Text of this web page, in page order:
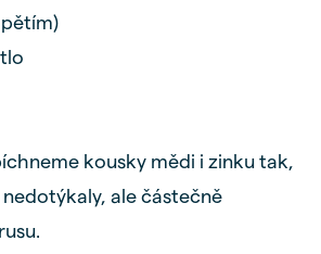
kousky mědi i zinku tak,
ale částečně